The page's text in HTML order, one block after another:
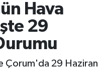
Hava
29
Çorum'da 29 Haziran